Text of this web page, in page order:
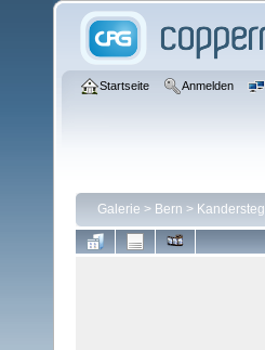
Startseite Anmelden
Galerie > Bern > Kandersteg